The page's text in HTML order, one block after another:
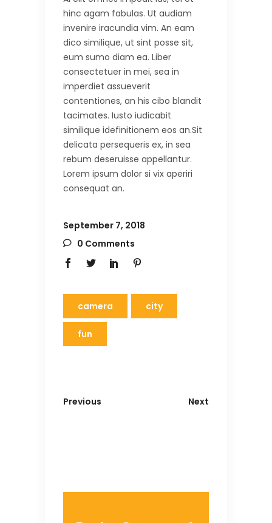
hinc agam fabulas. Ut audiam
invenire iracundia vim. An eam
dico similique, ut sint posse sit,
eum sumo diam ea. Liber
consectetuer in mei, sea in
imperdiet assueverit
contentiones, an his cibo blandit
tacimates. Iusto iudicabit
similique idefinitionem eos an.Sit
delicata persequeris ex, in sea
rebum deseruisse appellantur.
Lorem ipsum dolor si vix aperiri
consequat an.
September 7, 2018
0 Comments
camera city
fun
Previous Next